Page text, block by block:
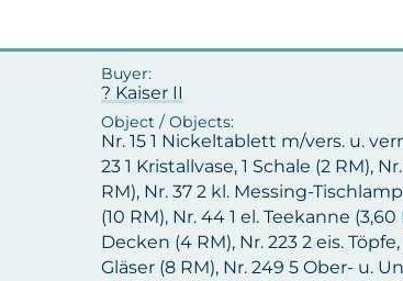
? Kaiser II
Nr. 15 1 Nickeltablett m/vers. u.
23 1 Kristallvase, 1 Schale (2 RM),
RM), Nr. 37 2 kl. Messing-
(10 RM), Nr. 44 1 el. Teekanne
Decken (4 RM), Nr. 223 2 eis.
Gläser (8 RM), Nr. 249 5 Ober- u.